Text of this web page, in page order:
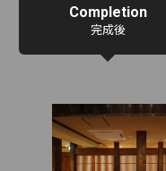
Completion
完成後